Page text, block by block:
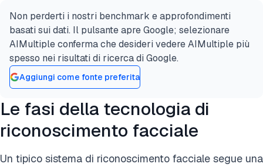
Non perderti i nostri benchmark e approfondimenti
basati sui dati. Il pulsante apre Google; selezionare
AIMultiple conferma che desideri vedere AIMultiple più
spesso nei risultati di ricerca di Google.
Aggiungi come fonte preferita
Le fasi della tecnologia di
riconoscimento facciale
Un tipico sistema di riconoscimento facciale segue una